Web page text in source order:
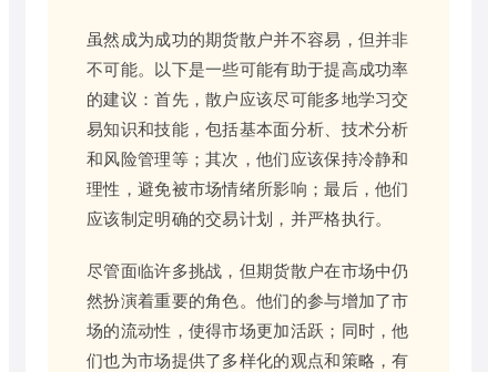
虽然成为成功的期货散户并不容易，但并非
不可能。以下是一些可能有助于提高成功率
的建议：首先，散户应该尽可能多地学习交
易知识和技能，包括基本面分析、技术分析
和风险管理等；其次，他们应该保持冷静和
理性，避免被市场情绪所影响；最后，他们
应该制定明确的交易计划，并严格执行。
尽管面临许多挑战，但期货散户在市场中仍
然扮演着重要的角色。他们的参与增加了市
场的流动性，使得市场更加活跃；同时，他
们也为市场提供了多样化的观点和策略，有